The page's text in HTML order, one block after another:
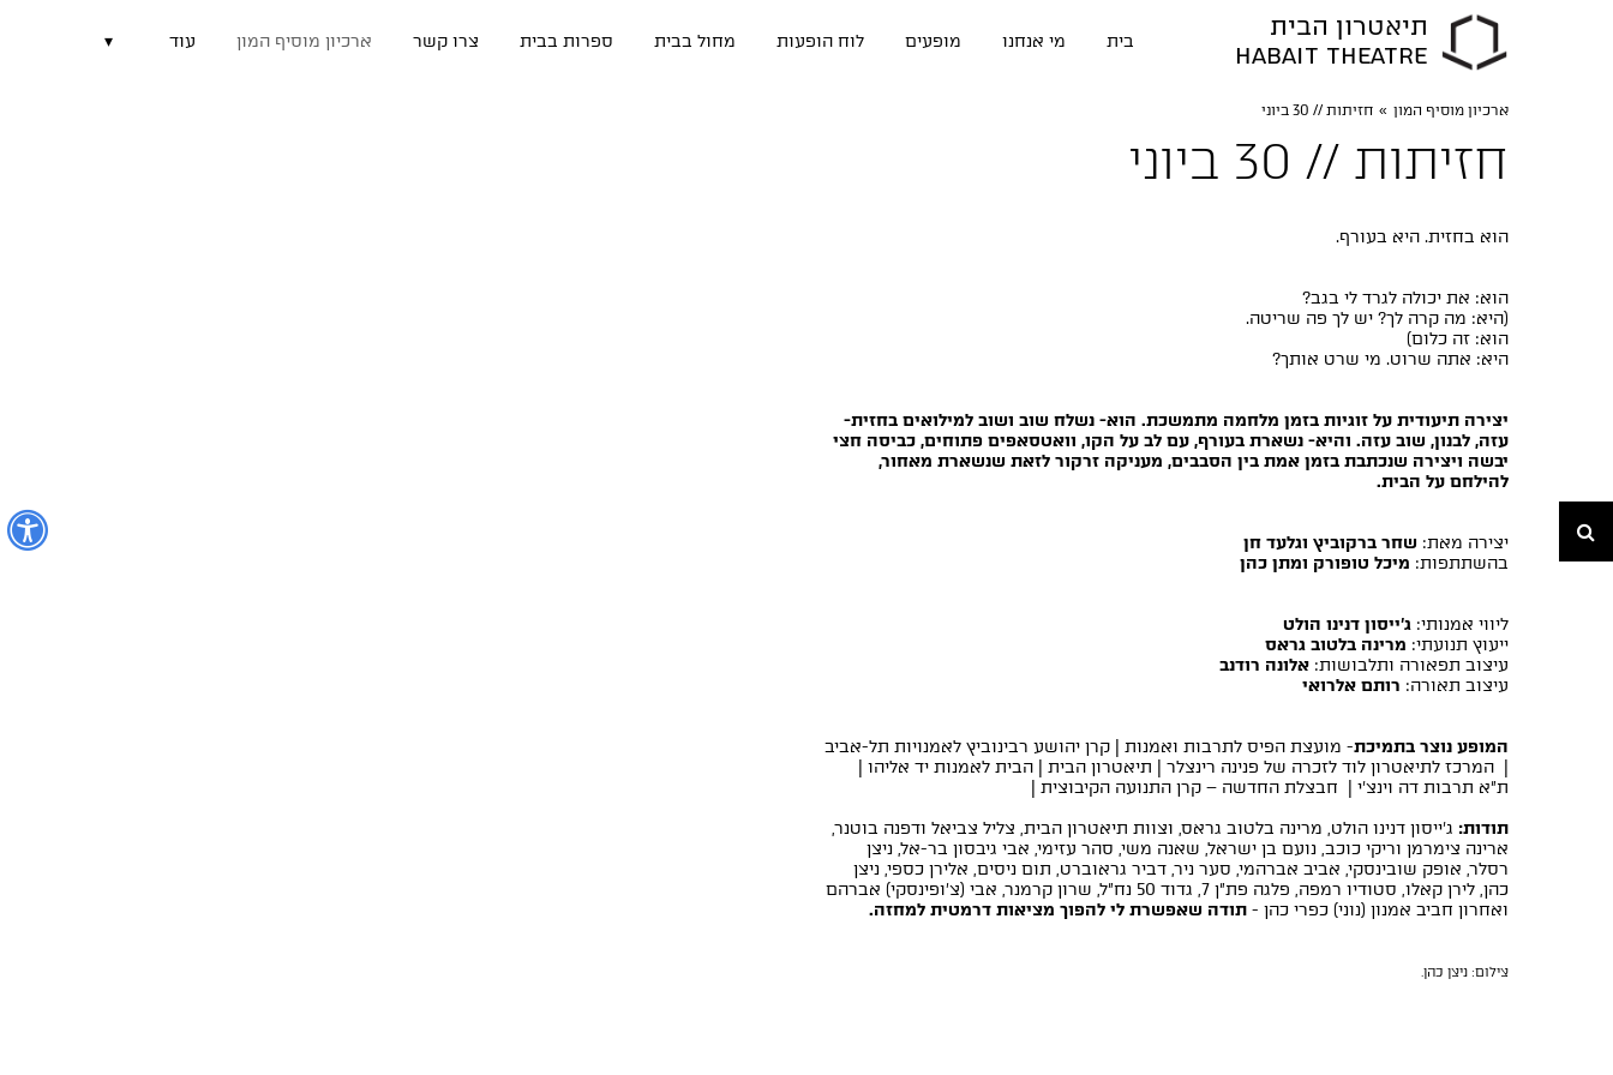
תיאטרון הבית
HABAIT THEATRE
בית מי אנחנו מופעים לוח הופעות מחול בבית ספרות בבית צרו קשר ארכיון מוסיף המון עוד ▾
ארכיון מוסיף המון » חזיתות // 30 ביוני
חזיתות // 30 ביוני
הוא בחזית. היא בעורף.
הוא: את יכולה לגרד לי בגב?
(היא: מה קרה לך? יש לך פה שריטה.
הוא: זה כלום)
היא: אתה שרוט. מי שרט אותך?
יצירה תיעודית על זוגיות בזמן מלחמה מתמשכת. הוא- נשלח שוב ושוב למילואים בחזית-
עזה, לבנון, שוב עזה. והיא- נשארת בעורף, עם לב על הקו, וואטסאפים פתוחים, כביסה חצי
יבשה ויצירה שנכתבת בזמן אמת בין הסבבים, מעניקה זרקור לזאת שנשארת מאחור,
להילחם על הבית.
יצירה מאת: שחר ברקוביץ וגלעד חן
בהשתתפות: מיכל טופורק ומתן כהן
ליווי אמנותי: ג'ייסון דנינו הולט
ייעוץ תנועתי: מרינה בלטוב גראס
עיצוב תפאורה ותלבושות: אלונה רודנב
עיצוב תאורה: רותם אלרואי
המופע נוצר בתמיכת- מועצת הפיס לתרבות ואמנות | קרן יהושע רבינוביץ לאמנויות תל-אביב
| המרכז לתיאטרון לוד לזכרה של פנינה רינצלר | תיאטרון הבית | הבית לאמנות יד אליהו |
ת"א תרבות דה וינצ'י |
חבצלת החדשה – קרן התנועה הקיבוצית |
תודות: ג'ייסון דנינו הולט, מרינה בלטוב גראס, וצוות תיאטרון הבית, צליל צביאל ודפנה בוטנר,
ארינה צימרמן וריקי כוכב, נועם בן ישראל, שאנה משי, סהר עזימי, אבי גיבסון בר-אל, ניצן
רסלר, אופק שובינסקי, אביב אברהמי, סער ניר, דביר גראוברט, תום ניסים, אלירן כספי, ניצן
כהן, לירן קאלו, סטודיו רמפה, פלגה פת"ן 7, גדוד 50 נח"ל, שרון קרמנר, אבי (צ׳ופינסקי) אברהם
ואחרון חביב אמנון (נוני) כפרי כהן - תודה שאפשרת לי להפוך מציאות דרמטית למחזה.
צילום: ניצן כהן.